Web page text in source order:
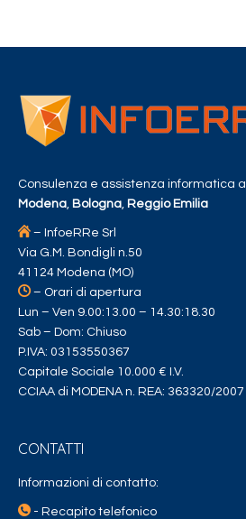
Consulenza e assistenza informatica a
Modena, Bologna, Reggio Emilia
– InfoeRRe Srl
Via G.M. Bondigli n.50
41124 Modena (MO)
– Orari di apertura
Lun – Ven 9.00:13.00 – 14.30:18.30
Sab – Dom: Chiuso
P.IVA: 03153550367
Capitale Sociale 10.000 € I.V.
CCIAA di MODENA n. REA: 363320/2007
CONTATTI
Informazioni di contatto:
- Recapito telefonico